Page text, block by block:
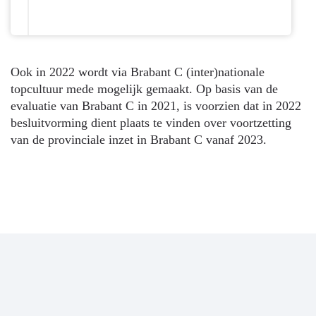
Ook in 2022 wordt via Brabant C (inter)nationale
topcultuur mede mogelijk gemaakt. Op basis van de
evaluatie van Brabant C in 2021, is voorzien dat in 2022
besluitvorming dient plaats te vinden over voortzetting
van de provinciale inzet in Brabant C vanaf 2023.